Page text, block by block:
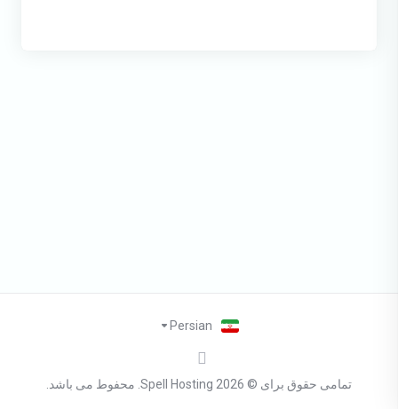
تمامی حقوق برای © 2026 Spell Hosting. محفوط می باشد.
Persian